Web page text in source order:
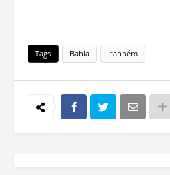
Tags Bahia Itanhém